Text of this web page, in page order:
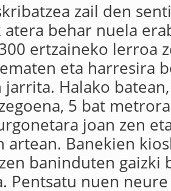
zail den
atera behar nuela
ertzaineko lerroa
eta harresira
jarrita. Halako
5 bat
joan zen
artean. Banekien
baninduten gaizki
Pentsatu nuen